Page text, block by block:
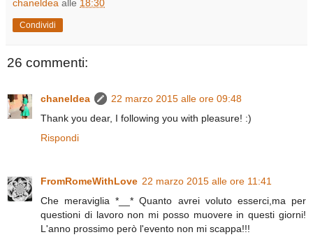
chaneldea alle 18:30
Condividi
26 commenti:
chaneldea
22 marzo 2015 alle ore 09:48
Thank you dear, I following you with pleasure! :)
Rispondi
FromRomeWithLove 22 marzo 2015 alle ore 11:41
Che meraviglia *__* Quanto avrei voluto esserci,ma per
questioni di lavoro non mi posso muovere in questi giorni!
L'anno prossimo però l'evento non mi scappa!!!